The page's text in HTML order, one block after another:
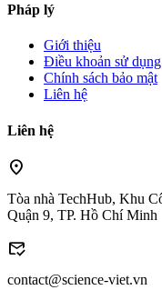
Pháp lý
Giới thiệu
Điều khoản sử dụng
Chính sách bảo mật
Liên hệ
Liên hệ
location_on
Tòa nhà TechHub, Khu
Quận 9, TP. Hồ Chí Minh
mark_email_read
contact@science-viet.vn